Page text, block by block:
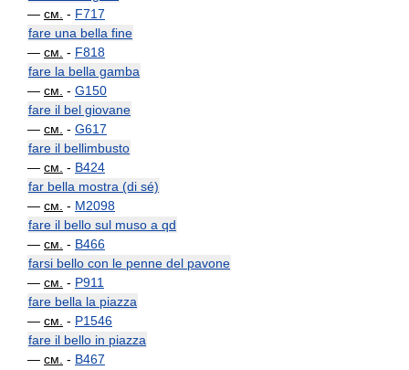
— см. - F717
fare una bella fine
— см. - F818
fare la bella gamba
— см. - G150
fare il bel giovane
— см. - G617
fare il bellimbusto
— см. - B424
far bella mostra (di sé)
— см. - M2098
fare il bello sul muso a qd
— см. - B466
farsi bello con le penne del pavone
— см. - P911
fare bella la piazza
— см. - P1546
fare il bello in piazza
— см. - B467